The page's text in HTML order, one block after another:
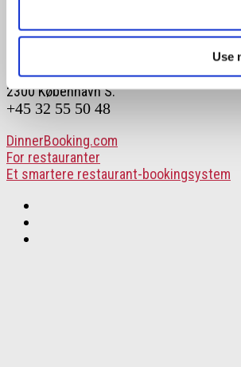
Use
Skønne steder med
Lyongade 21, 1. sal
2300 København S.
+45 32 55 50 48
DinnerBooking.com
For restauranter
Et smartere restaurant-bookingsystem